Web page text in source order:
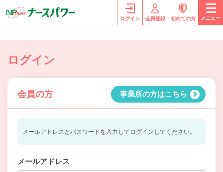
ログイン 会員登録 初めての方 メニュー
ログイン
会員の方 事業所の方はこちら
メールアドレスとパスワードを入力してログインしてください。
メールアドレス